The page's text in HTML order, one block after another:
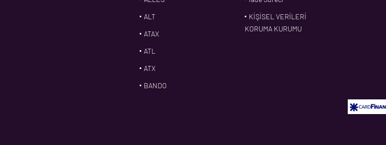
ALT
ATAX
ATL
ATX
BANDO
KİŞİSEL VERİLERİ
KORUMA KURUMU